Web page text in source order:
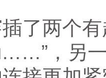
了两个
，另一